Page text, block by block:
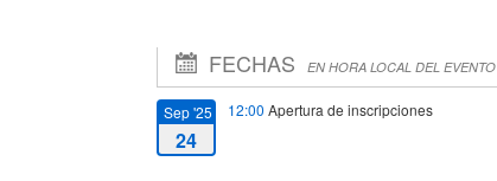
FECHAS EN HORA LOCAL DEL EVENTO
Sep '25
24
12:00 Apertura de inscripciones